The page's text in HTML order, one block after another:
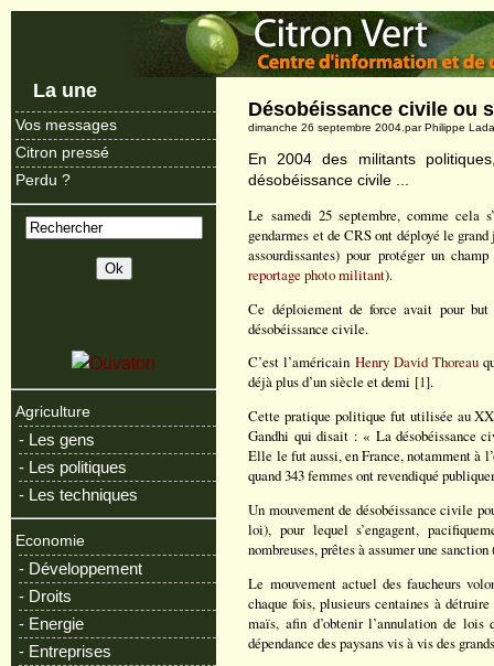
La une
Vos messages
Citron pressé
Perdu ?
Agriculture
- Les gens
- Les politiques
- Les techniques
Economie
- Développement
- Droits
- Energie
- Entreprises
Désobéissance civile ou
dimanche 26 septembre 2004.par Philippe
En 2004 des militants
désobéissance civile ...
Le samedi 25 septembre, comme cela
gendarmes et de CRS ont déployé le
assourdissantes) pour protéger un
reportage photo militant).
Ce déploiement de force avait pour
désobéissance civile.
C’est l’américain Henry David Thoreau
déjà plus d’un siècle et demi [1].
Cette pratique politique fut utilisée au
Gandhi qui disait : « La désobéissance
Elle le fut aussi, en France, notamment à
quand 343 femmes ont revendiqué
Un mouvement de désobéissance civile
loi), pour lequel s’engagent,
nombreuses, prêtes à assumer une
Le mouvement actuel des faucheurs
chaque fois, plusieurs centaines à
maïs, afin d’obtenir l’annulation de
dépendance des paysans vis à vis des